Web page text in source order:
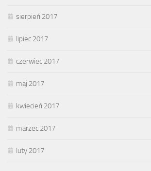
sierpień 2017
lipiec 2017
czerwiec 2017
maj 2017
kwiecień 2017
marzec 2017
luty 2017